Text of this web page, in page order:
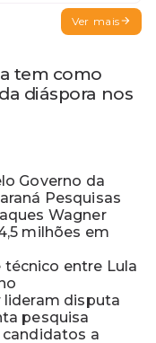
Ver mais
tem como
diáspora nos
Governo da
Pesquisas
Wagner
milhões em
entre Lula
lideram disputa
pesquisa
candidatos a